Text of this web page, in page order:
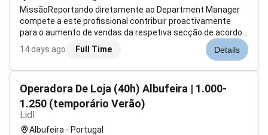
MissãoReportando diretamente ao Department Manager
compete a este profissional contribuir proactivamente
para o aumento de vendas da respetiva secção de acordo
com a estratégia da empresa atendendo em simultâneo
aos requisitos e expectativas dos Clientes assegurando a
14 days ago Full Time Details
Operadora De Loja (40h) Albufeira | 1.000-
1.250 (temporário Verão)
Lidl
Albufeira - Portugal